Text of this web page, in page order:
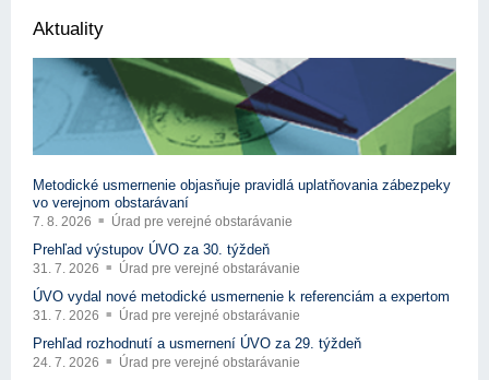
Aktuality
Metodické usmernenie objasňuje pravidlá uplatňovania zábezpeky
vo verejnom obstarávaní
7. 8. 2026 Úrad pre verejné obstarávanie
Prehľad výstupov ÚVO za 30. týždeň
31. 7. 2026 Úrad pre verejné obstarávanie
ÚVO vydal nové metodické usmernenie k referenciám a expertom
31. 7. 2026 Úrad pre verejné obstarávanie
Prehľad rozhodnutí a usmernení ÚVO za 29. týždeň
24. 7. 2026 Úrad pre verejné obstarávanie